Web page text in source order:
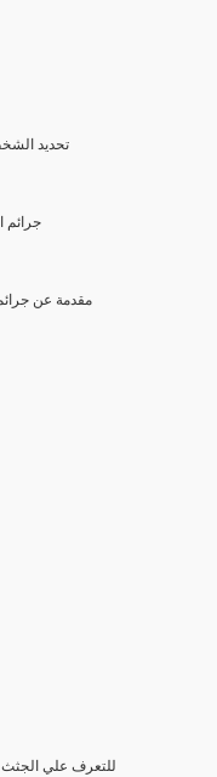
(14) تحديد
5-
(15) مقدمة عن
(19) تحاليل بقايا العظام وأشلاء الجثث وتحليل DNA للتعرف علي الجثث